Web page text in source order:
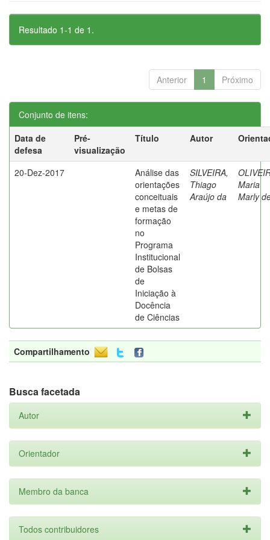
Resultado 1-1 de 1.
Anterior 1 Próximo
Conjunto de itens:
Data de
defesa
Pré-
visualização
Título Autor
20-Dez-2017
Análise das
orientações
conceituais
e metas de
formação
no
Programa
Institucional
de Bolsas
de
Iniciação à
Docência
de Ciências
SILVEIRA,
Thiago
Araújo da
Maria
Marly
Compartilhamento
Busca facetada
Autor
Orientador
Membro da banca
Todos contribuidores